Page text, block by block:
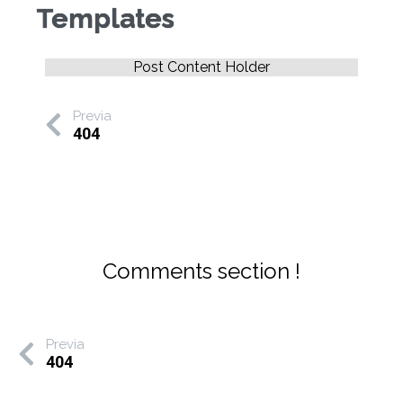
Templates
Post Content Holder
Previa
404
Comments section !
Previa
404